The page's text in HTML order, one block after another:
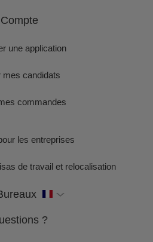
Compte
une application
mes candidats
commandes
les entreprises
de travail et relocalisation
?